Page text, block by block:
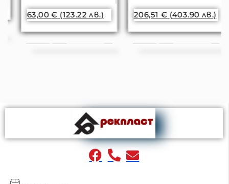
63,00€ (123.22 лв.) 206,51€ (403.90 лв.)